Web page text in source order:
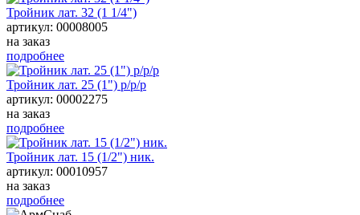
Тройник лат. 32 (1 1/4")
артикул: 00008005
на заказ
подробнее
Тройник лат. 25 (1") р/р/р
артикул: 00002275
на заказ
подробнее
Тройник лат. 15 (1/2") ник.
артикул: 00010957
на заказ
подробнее